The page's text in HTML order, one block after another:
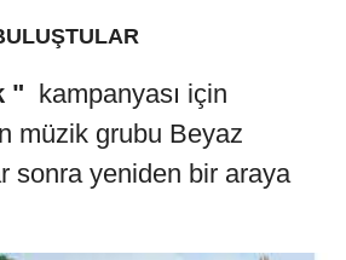
" kampanyası için
müzik grubu Beyaz
sonra yeniden bir araya